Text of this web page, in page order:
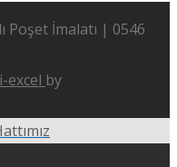
Poşet İmalatı | 0546
i-excel by